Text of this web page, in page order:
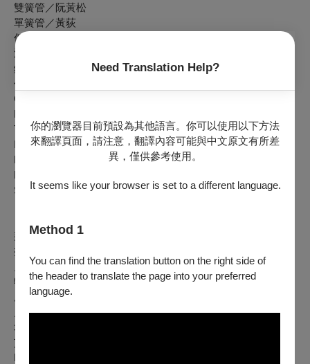
Need Translation Help?
你的瀏覽器目前預設為其他語言。你可以使用以下方法
來翻譯頁面，請注意，翻譯內容可能與中文原文有所差
異，僅供參考使用。
It seems like your browser is set to a different language.
Method 1
You can find the translation button on the right side of
the header to translate the page into your preferred
language.
雙簧管／阮黃松
單簧管／黃荻
低音管／陳奕秀
法國號／劉品均
鋼琴／王佩瑤
作曲&擊樂／艾庭安
Chika Miyazaki, flute
Hoang-Tung Nguyen, oboe
Ti Huang, clarinet
I-Hsiu Chen, bassoon
Pin-Chun Liu, horn
Pei-Yao Wang, piano
Sebastian Efler, composer & percussion
邦奇：《峰迴路轉》，給木管五重奏
拉維斯塔：《馬爾西亞斯》，給雙簧管與水晶玻璃杯
史考特：《開始》，給木管五重奏
特維諾：第三冊樂曲集，給木管五重奏與擊樂
康奈松：《電音遊行》，給長笛、單簧管與鋼琴
史密特：六重奏，給木管五重奏與鋼琴
埃斯凱奇：《機械之歌》，給木管五重奏與鋼琴
艾庭安：《行星》為木管五重奏、鋼琴與電子合成器
Kenji Bunch: